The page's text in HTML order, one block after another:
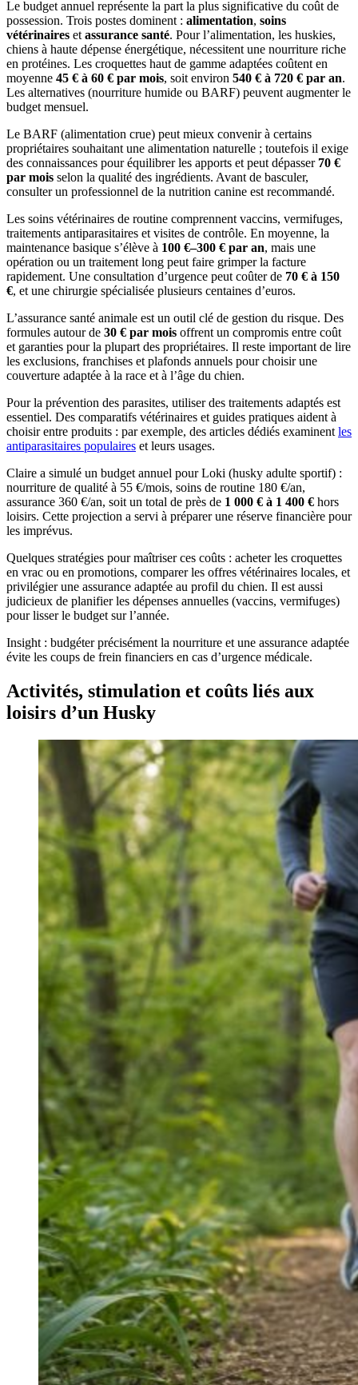
Le budget annuel représente la part la plus significative du coût de
possession. Trois postes dominent : alimentation, soins
vétérinaires et assurance santé. Pour l’alimentation, les huskies,
chiens à haute dépense énergétique, nécessitent une nourriture riche
en protéines. Les croquettes haut de gamme adaptées coûtent en
moyenne 45 € à 60 € par mois, soit environ 540 € à 720 € par an.
Les alternatives (nourriture humide ou BARF) peuvent augmenter le
budget mensuel.
Le BARF (alimentation crue) peut mieux convenir à certains
propriétaires souhaitant une alimentation naturelle ; toutefois il exige
des connaissances pour équilibrer les apports et peut dépasser 70 €
par mois selon la qualité des ingrédients. Avant de basculer,
consulter un professionnel de la nutrition canine est recommandé.
Les soins vétérinaires de routine comprennent vaccins, vermifuges,
traitements antiparasitaires et visites de contrôle. En moyenne, la
maintenance basique s’élève à 100 €–300 € par an, mais une
opération ou un traitement long peut faire grimper la facture
rapidement. Une consultation d’urgence peut coûter de 70 € à 150
€, et une chirurgie spécialisée plusieurs centaines d’euros.
L’assurance santé animale est un outil clé de gestion du risque. Des
formules autour de 30 € par mois offrent un compromis entre coût
et garanties pour la plupart des propriétaires. Il reste important de lire
les exclusions, franchises et plafonds annuels pour choisir une
couverture adaptée à la race et à l’âge du chien.
Pour la prévention des parasites, utiliser des traitements adaptés est
essentiel. Des comparatifs vétérinaires et guides pratiques aident à
choisir entre produits : par exemple, des articles dédiés examinent les
antiparasitaires populaires et leurs usages.
Claire a simulé un budget annuel pour Loki (husky adulte sportif) :
nourriture de qualité à 55 €/mois, soins de routine 180 €/an,
assurance 360 €/an, soit un total de près de 1 000 € à 1 400 € hors
loisirs. Cette projection a servi à préparer une réserve financière pour
les imprévus.
Quelques stratégies pour maîtriser ces coûts : acheter les croquettes
en vrac ou en promotions, comparer les offres vétérinaires locales, et
privilégier une assurance adaptée au profil du chien. Il est aussi
judicieux de planifier les dépenses annuelles (vaccins, vermifuges)
pour lisser le budget sur l’année.
Insight : budgéter précisément la nourriture et une assurance adaptée
évite les coups de frein financiers en cas d’urgence médicale.
Activités, stimulation et coûts liés aux
loisirs d’un Husky